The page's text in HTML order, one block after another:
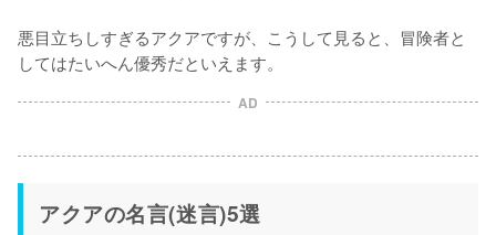
悪目立ちしすぎるアクアですが、こうして見ると、冒険者と
してはたいへん優秀だといえます。
AD
アクアの名言(迷言)5選